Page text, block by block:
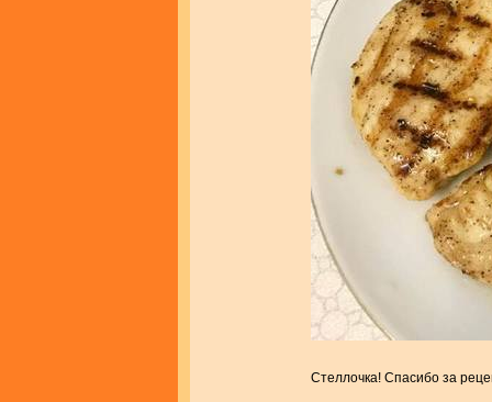
Стеллочка! Спасибо за